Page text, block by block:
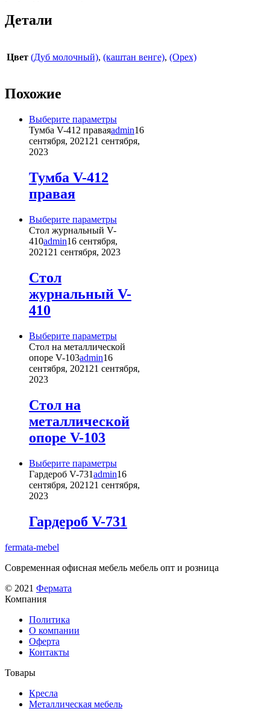
Детали
Цвет (Дуб молочный), (каштан венге), (Орех)
Похожие
Выберите параметрыЭтот
товар
имеет
странице
товара.
Тумба V-412 праваяadmin16
сентября, 2021 21 сентября,
2023
Тумба V-412
правая
Выберите параметрыЭтот
несколько
выбрать
Стол журнальный V-
410admin16 сентября,
2021 21 сентября, 2023
Стол
журнальный V-
410
Выберите параметрыЭтот
товар
несколько
на
Стол на металлической
опоре V-103admin16
сентября, 2021 21 сентября,
2023
Стол на
металлической
опоре V-103
Выберите параметрыЭтот
товар
имеет
Опции
можно
товара.
Гардероб V-731admin16
сентября, 2021 21 сентября,
2023
Гардероб V-731
fermata-mebel
Современная офисная мебель мебель опт и розница
© 2021 Фермата
Компания
Политика
О компании
Оферта
Контакты
Товары
Кресла
Металлическая мебель